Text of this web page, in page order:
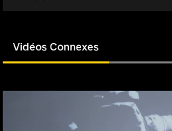
Vidéos Connexes